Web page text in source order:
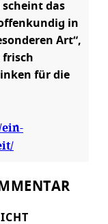
scheint das
in
Art“,
frisch
für die